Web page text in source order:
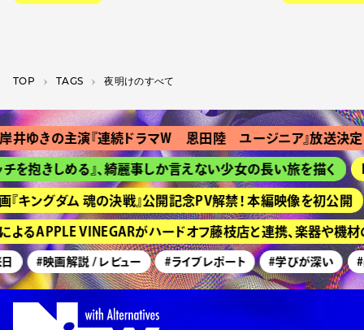
TOP T­A­G­S 夜明けのすべて
井ゆきの主演『連続ドラマＷ 恩田陸 ユージニア』放送決定
を抱きしめる』、綺麗事しか言えない少女の長い旅を描く
ングダム 魂の決戦』公開記念PV解禁！ 本編映像を初公開
るAPPLE VINEGARがハードオフ藤枝店と連携、楽器や機材
#映画解説 / レビュー #ライブレポート #学びが深い #